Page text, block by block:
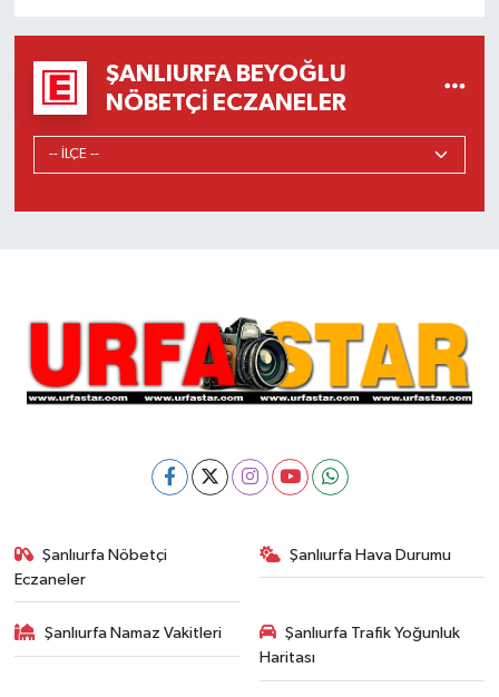
ŞANLIURFA BEYOĞLU
NÖBETÇI ECZANELER
Şanlıurfa Nöbetçi
Eczaneler
Şanlıurfa Hava Durumu
Şanlıurfa Namaz Vakitleri
Şanlıurfa Trafik Yoğunluk
Haritası